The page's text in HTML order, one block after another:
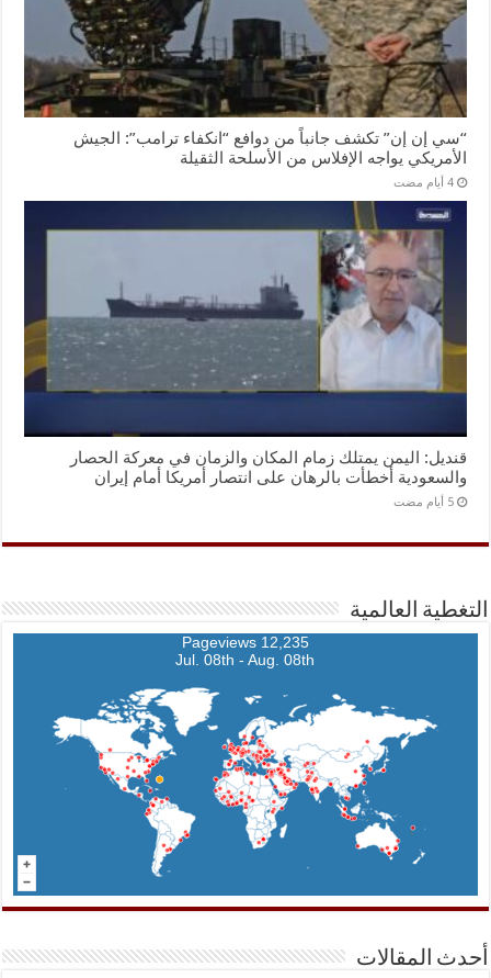
“سي إن إن” تكشف جانباً من دوافع “انكفاء ترامب”: الجيش
الأمريكي يواجه الإفلاس من الأسلحة الثقيلة
‏4 أيام مضت
قنديل: اليمن يمتلك زمام المكان والزمان في معركة الحصار
والسعودية أخطأت بالرهان على انتصار أمريكا أمام إيران
‏5 أيام مضت
التغطية العالمية
12,235 Pageviews
Jul. 08th - Aug. 08th
أحدث المقالات